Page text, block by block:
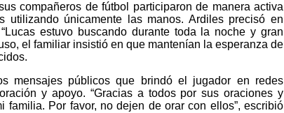
compañeros de fútbol participaron de manera activa
utilizando únicamente las manos. Ardiles precisó en
estuvo buscando durante toda la noche y gran
el familiar insistió en que mantenían la esperanza de
mensajes públicos que brindó el jugador en redes
y apoyo. “Gracias a todos por sus oraciones y
familia. Por favor, no dejen de orar con ellos”, escribió